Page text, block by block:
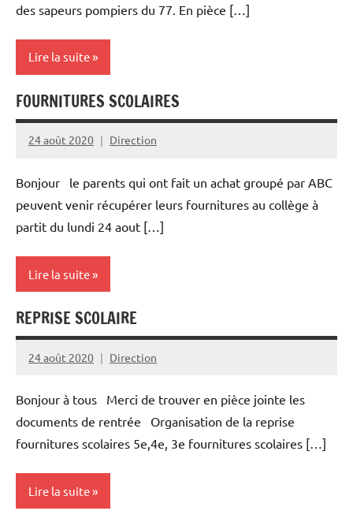
des sapeurs pompiers du 77. En pièce […]
Lire la suite
Non
classé
FOURNITURES SCOLAIRES
24 août 2020 Direction
Bonjour le parents qui ont fait un achat groupé par ABC
peuvent venir récupérer leurs fournitures au collège à
partit du lundi 24 aout […]
Lire la suite
Non
classé
REPRISE SCOLAIRE
24 août 2020 Direction
Bonjour à tous Merci de trouver en pièce jointe les
documents de rentrée Organisation de la reprise
fournitures scolaires 5e,4e, 3e fournitures scolaires […]
Lire la suite